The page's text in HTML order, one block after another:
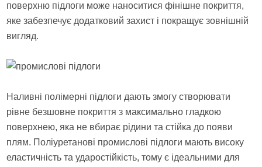
поверхню підлоги може наноситися фінішне покриття,
яке забезпечує додатковий захист і покращує зовнішній
вигляд.
Наливні полімерні підлоги дають змогу створювати
рівне безшовне покриття з максимально гладкою
поверхнею, яка не вбирає рідини та стійка до появи
плям. Поліуретанові промислові підлоги мають високу
еластичність та ударостійкість, тому є ідеальними для